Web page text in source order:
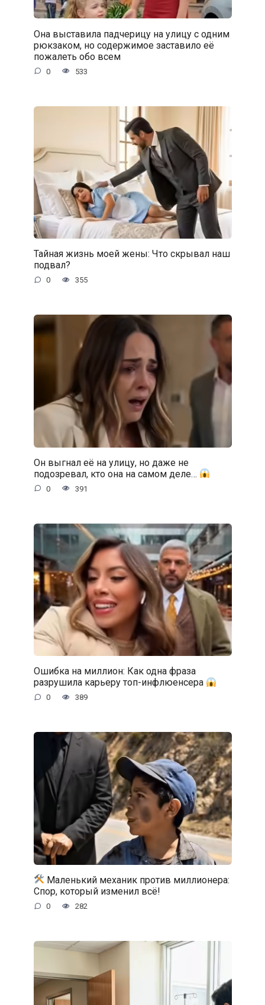
Она выставила падчерицу на улицу с одним
рюкзаком, но содержимое заставило её
пожалеть обо всем
0 533
Тайная жизнь моей жены: Что скрывал наш
подвал?
0 355
Он выгнал её на улицу, но даже не
подозревал, кто она на самом деле…
0 391
Ошибка на миллион: Как одна фраза
разрушила карьеру топ-инфлюенсера
0 389
Маленький механик против миллионера:
Спор, который изменил всё!
0 282